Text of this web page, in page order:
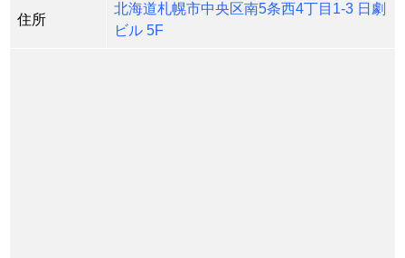
住所
北海道札幌市中央区南5条西4丁目1-3 日劇
ビル 5F